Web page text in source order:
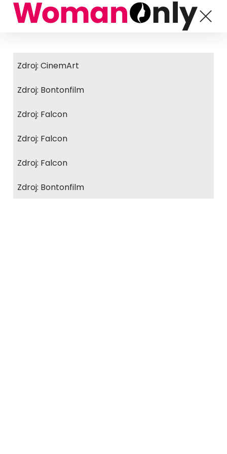
Zdroj: CinemArt
Zdroj: Bontonfilm
Zdroj: Falcon
Zdroj: Falcon
Zdroj: Falcon
Zdroj: Bontonfilm